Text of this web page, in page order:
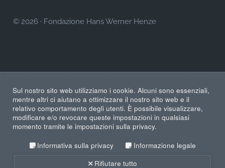
© 2026 · Fondazione Hans Werner Henze
Sul nostro sito web utilizziamo i cookie. Alcuni sono essenziali,
mentre altri ci aiutano a ottimizzare il nostro sito web e il
relativo comportamento degli utenti. È possibile visualizzare,
modificare e/o revocare queste impostazioni in qualsiasi
momento tramite le impostazioni sulla privacy.
Informativa sulla privacy
Informazione legale
Rifiutare tutto